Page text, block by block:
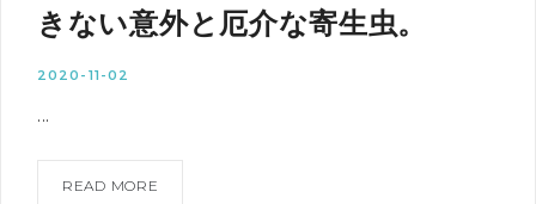
きない意外と厄介な寄生虫。
2020-11-02
...
READ MORE